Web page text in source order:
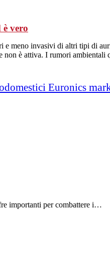
vero
meno invasivi di altri tipi di
è attiva. I rumori ambientali
Euronics
importanti per combattere i…